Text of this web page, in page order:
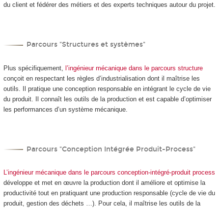
du client et fédérer des métiers et des experts techniques autour du projet.
Parcours "Structures et systèmes"
Plus spécifiquement, l’ingénieur mécanique dans le parcours structure
conçoit en respectant les règles d’industrialisation dont il maîtrise les
outils. Il pratique une conception responsable en intégrant le cycle de vie
du produit. Il connaît les outils de la production et est capable d’optimiser
les performances d’un système mécanique.
Parcours "Conception Intégrée Produit-Process"
L’ingénieur mécanique dans le parcours conception-intégré-produit process
développe et met en œuvre la production dont il améliore et optimise la
productivité tout en pratiquant une production responsable (cycle de vie du
produit, gestion des déchets …). Pour cela, il maîtrise les outils de la